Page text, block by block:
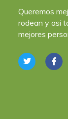
Queremos
rodean y así
mejores